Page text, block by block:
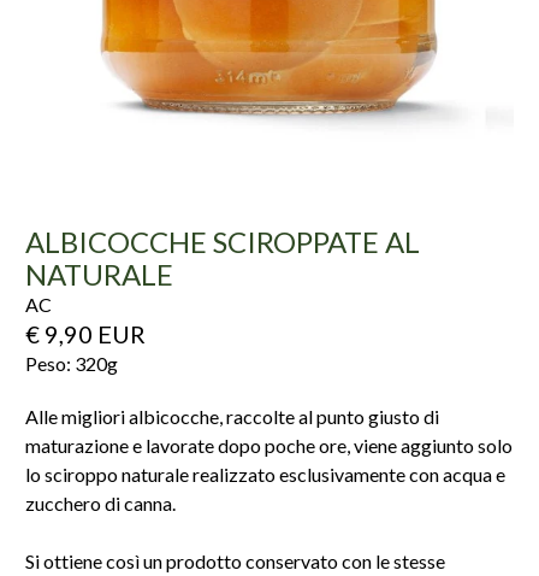
ALBICOCCHE SCIROPPATE AL
NATURALE
AC
€ 9,90 EUR
Peso: 320g
Alle migliori albicocche, raccolte al punto giusto di
maturazione e lavorate dopo poche ore, viene aggiunto solo
lo sciroppo naturale realizzato esclusivamente con acqua e
zucchero di canna.
Si ottiene così un prodotto conservato con le stesse